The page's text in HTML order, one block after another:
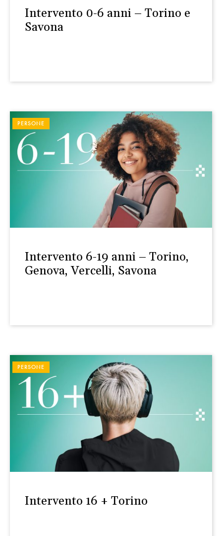
Intervento 0-6 anni – Torino e
Savona
PERSONE
Intervento 6-19 anni – Torino,
Genova, Vercelli, Savona
PERSONE
Intervento 16 + Torino